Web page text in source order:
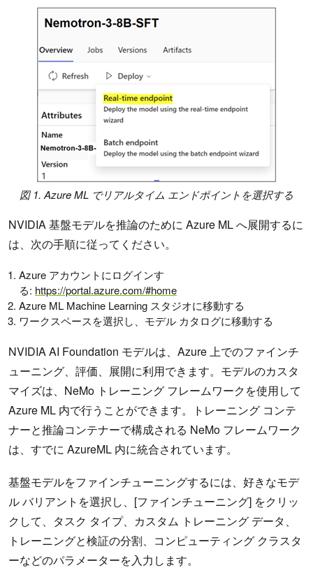
図 1. Azure ML でリアルタイム エンドポイントを選択する
NVIDIA 基盤モデルを推論のために Azure ML へ展開するに
は、次の手順に従ってください。
Azure アカウントにログインす
る: https://portal.azure.com/#home
Azure ML Machine Learning スタジオに移動する
ワークスペースを選択し、モデル カタログに移動する
NVIDIA AI Foundation モデルは、Azure 上でのファインチ
ューニング、評価、展開に利用できます。モデルのカスタ
マイズは、NeMo トレーニング フレームワークを使用して
Azure ML 内で行うことができます。トレーニング コンテ
ナーと推論コンテナーで構成される NeMo フレームワーク
は、すでに AzureML 内に統合されています。
基盤モデルをファインチューニングするには、好きなモデ
ル バリアントを選択し、[ファインチューニング] をクリッ
クして、タスク タイプ、カスタム トレーニング データ、
トレーニングと検証の分割、コンピューティング クラスタ
ーなどのパラメーターを入力します。